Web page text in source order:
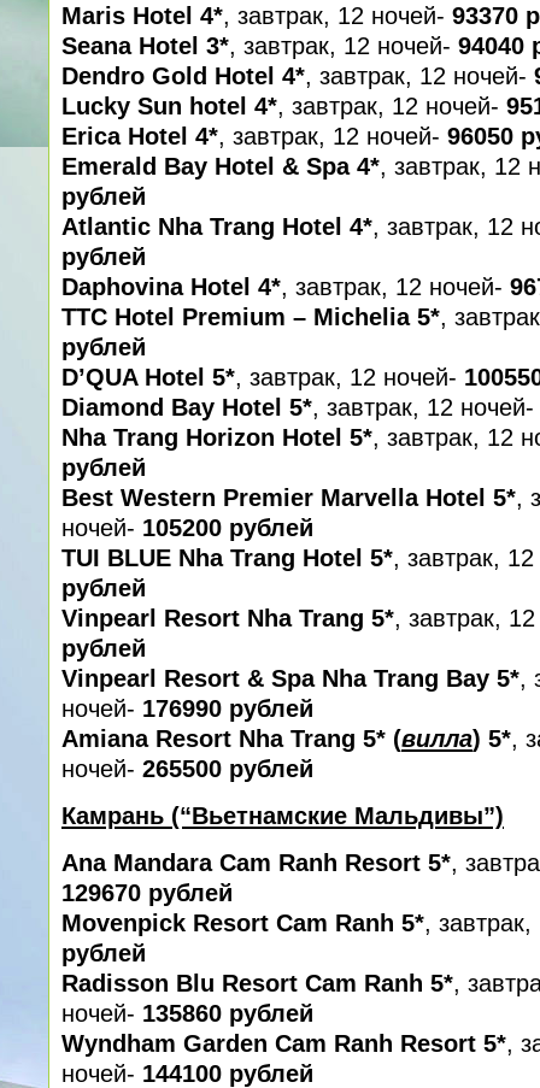
Maris Hotel 4*, завтрак, 12 ночей- 93370
Seana Hotel 3*, завтрак, 12 ночей- 94040
Dendro Gold Hotel 4*, завтрак, 12 ночей-
Lucky Sun hotel 4*, завтрак, 12 ночей-
Erica Hotel 4*, завтрак, 12 ночей- 96050
Emerald Bay Hotel & Spa 4*, завтрак, 12
рублей
Atlantic Nha Trang Hotel 4*, завтрак, 12
рублей
Daphovina Hotel 4*, завтрак, 12 ночей-
TTC Hotel Premium – Michelia 5*,
рублей
D’QUA Hotel 5*, завтрак, 12 ночей-
Diamond Bay Hotel 5*, завтрак, 12 ночей-
Nha Trang Horizon Hotel 5*, завтрак, 12
рублей
Best Western Premier Marvella Hotel 5*,
ночей- 105200 рублей
TUI BLUE Nha Trang Hotel 5*, завтрак,
рублей
Vinpearl Resort Nha Trang 5*, завтрак,
рублей
Vinpearl Resort & Spa Nha Trang Bay 5*,
ночей- 176990 рублей
Amiana Resort Nha Trang 5* (вилла) 5*,
ночей- 265500 рублей
Камрань (“Вьетнамские Мальдивы”)
Ana Mandara Cam Ranh Resort 5*,
129670 рублей
Movenpick Resort Cam Ranh 5*,
рублей
Radisson Blu Resort Cam Ranh 5*,
ночей- 135860 рублей
Wyndham Garden Cam Ranh Resort 5*,
ночей- 144100 рублей